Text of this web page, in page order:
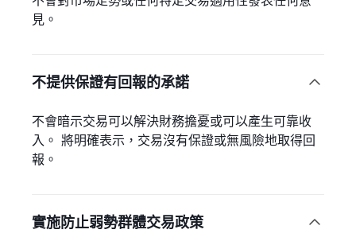
見。
不提供保證有回報的承諾 
不會暗示交易可以解決財務擔憂或可以產生可靠收
入。 將明確表示，交易沒有保證或無風險地取得回
報。
實施防止弱勢群體交易政策 